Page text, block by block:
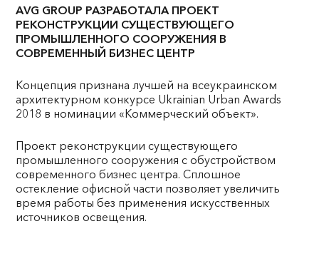
AVG GROUP РАЗРАБОТАЛА ПРОЕКТ
РЕКОНСТРУКЦИИ СУЩЕСТВУЮЩЕГО
ПРОМЫШЛЕННОГО СООРУЖЕНИЯ В
СОВРЕМЕННЫЙ БИЗНЕС ЦЕНТР
Концепция признана лучшей на всеукраинском
архитектурном конкурсе Ukrainian Urban Awards
2018 в номинации «Коммерческий объект».
Проект реконструкции существующего
промышленного сооружения с обустройством
современного бизнес центра. Сплошное
остекление офисной части позволяет увеличить
время работы без применения искусственных
источников освещения.